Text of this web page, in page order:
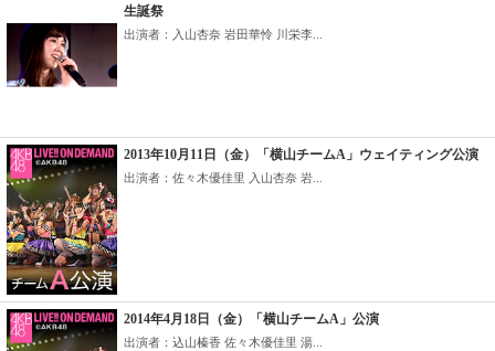
生誕祭
出演者：入山杏奈 岩田華怜 川栄李...
2013年10月11日（金）「横山チームA」ウェイティング公演
出演者：佐々木優佳里 入山杏奈 岩...
2014年4月18日（金）「横山チームA」公演
出演者：込山榛香 佐々木優佳里 湯...